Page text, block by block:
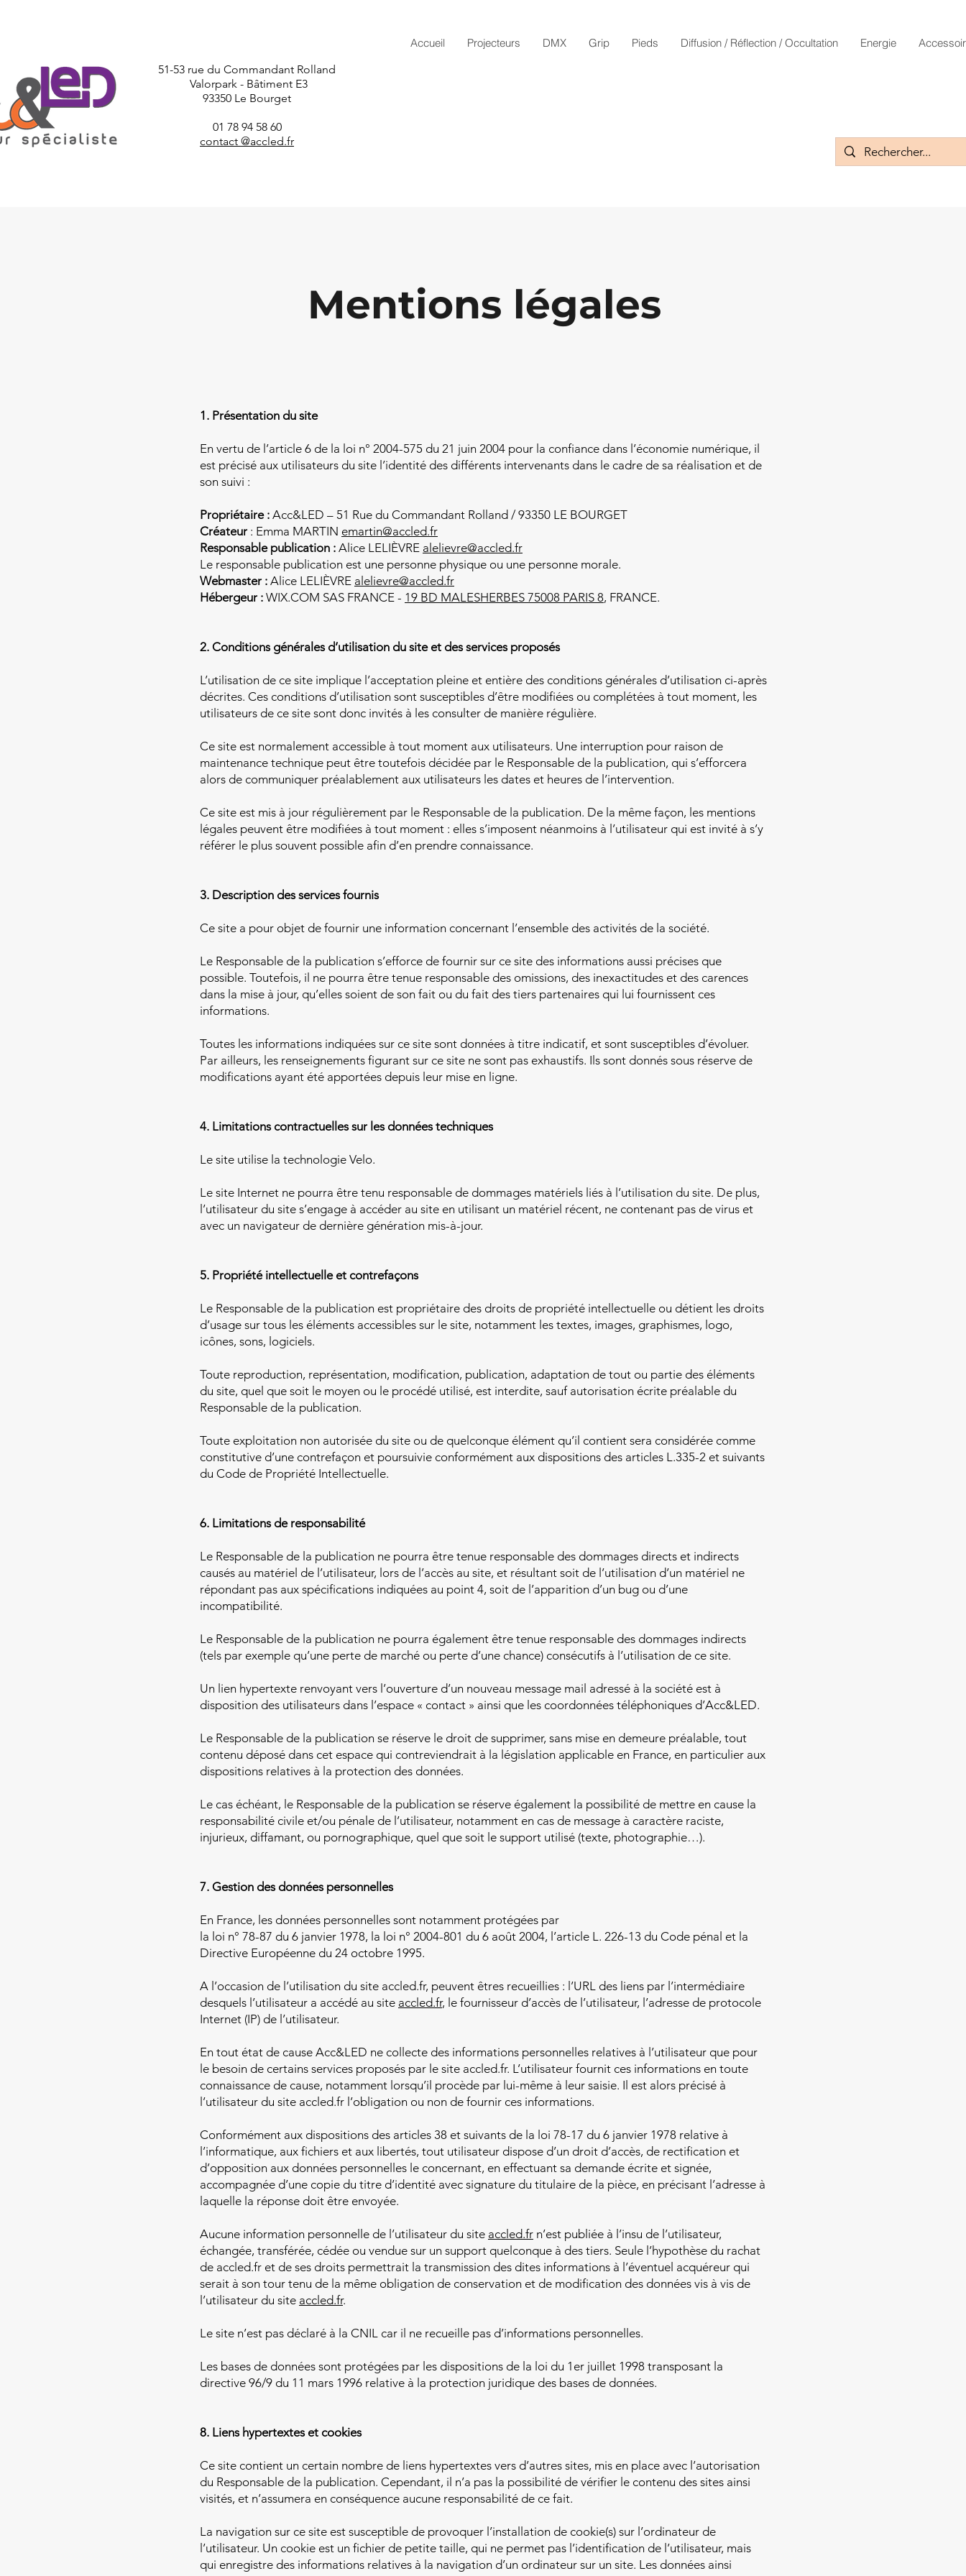
51-53 rue du Commandant Rolland
Valorpark - Bâtiment E3
93350 Le Bourget
01 78 94 58 60
contact @accled.fr
Accueil Projecteurs DMX Grip Pieds Diffusion / Réflection / Occultation Energie
Mentions légales
1. Présentation du site
En vertu de l’article 6 de la loi n° 2004-575 du 21 juin 2004 pour la confiance dans l’économie numérique, il
est précisé aux utilisateurs du site l’identité des différents intervenants dans le cadre de sa réalisation et de
son suivi :
Propriétaire : Acc&LED – 51 Rue du Commandant Rolland / 93350 LE BOURGET
Créateur : Emma MARTIN emartin@accled.fr
Responsable publication : Alice LELIÈVRE alelievre@accled.fr
Le responsable publication est une personne physique ou une personne morale.
Webmaster : Alice LELIÈVRE alelievre@accled.fr
Hébergeur : WIX.COM SAS FRANCE - 19 BD MALESHERBES 75008 PARIS 8, FRANCE.
2. Conditions générales d’utilisation du site et des services proposés
L’utilisation de ce site implique l’acceptation pleine et entière des conditions générales d’utilisation ci-après
décrites. Ces conditions d’utilisation sont susceptibles d’être modifiées ou complétées à tout moment, les
utilisateurs de ce site sont donc invités à les consulter de manière régulière.
Ce site est normalement accessible à tout moment aux utilisateurs. Une interruption pour raison de
maintenance technique peut être toutefois décidée par le Responsable de la publication, qui s’efforcera
alors de communiquer préalablement aux utilisateurs les dates et heures de l’intervention.
Ce site est mis à jour régulièrement par le Responsable de la publication. De la même façon, les mentions
légales peuvent être modifiées à tout moment : elles s’imposent néanmoins à l’utilisateur qui est invité à s’y
référer le plus souvent possible afin d’en prendre connaissance.
3. Description des services fournis
Ce site a pour objet de fournir une information concernant l’ensemble des activités de la société.
Le Responsable de la publication s’efforce de fournir sur ce site des informations aussi précises que
possible. Toutefois, il ne pourra être tenue responsable des omissions, des inexactitudes et des carences
dans la mise à jour, qu’elles soient de son fait ou du fait des tiers partenaires qui lui fournissent ces
informations.
Toutes les informations indiquées sur ce site sont données à titre indicatif, et sont susceptibles d’évoluer.
Par ailleurs, les renseignements figurant sur ce site ne sont pas exhaustifs. Ils sont donnés sous réserve de
modifications ayant été apportées depuis leur mise en ligne.
4. Limitations contractuelles sur les données techniques
Le site utilise la technologie Velo.
Le site Internet ne pourra être tenu responsable de dommages matériels liés à l’utilisation du site. De plus,
l’utilisateur du site s’engage à accéder au site en utilisant un matériel récent, ne contenant pas de virus et
avec un navigateur de dernière génération mis-à-jour.
5. Propriété intellectuelle et contrefaçons
Le Responsable de la publication est propriétaire des droits de propriété intellectuelle ou détient les droits
d’usage sur tous les éléments accessibles sur le site, notamment les textes, images, graphismes, logo,
icônes, sons, logiciels.
Toute reproduction, représentation, modification, publication, adaptation de tout ou partie des éléments
du site, quel que soit le moyen ou le procédé utilisé, est interdite, sauf autorisation écrite préalable du
Responsable de la publication.
Toute exploitation non autorisée du site ou de quelconque élément qu’il contient sera considérée comme
constitutive d’une contrefaçon et poursuivie conformément aux dispositions des articles L.335-2 et suivants
du Code de Propriété Intellectuelle.
6. Limitations de responsabilité
Le Responsable de la publication ne pourra être tenue responsable des dommages directs et indirects
causés au matériel de l’utilisateur, lors de l’accès au site, et résultant soit de l’utilisation d’un matériel ne
répondant pas aux spécifications indiquées au point 4, soit de l’apparition d’un bug ou d’une
incompatibilité.
Le Responsable de la publication ne pourra également être tenue responsable des dommages indirects
(tels par exemple qu’une perte de marché ou perte d’une chance) consécutifs à l’utilisation de ce site.
Un lien hypertexte renvoyant vers l’ouverture d’un nouveau message mail adressé à la société est à
disposition des utilisateurs dans l’espace « contact » ainsi que les coordonnées téléphoniques d’Acc&LED.
Le Responsable de la publication se réserve le droit de supprimer, sans mise en demeure préalable, tout
contenu déposé dans cet espace qui contreviendrait à la législation applicable en France, en particulier aux
dispositions relatives à la protection des données.
Le cas échéant, le Responsable de la publication se réserve également la possibilité de mettre en cause la
responsabilité civile et/ou pénale de l’utilisateur, notamment en cas de message à caractère raciste,
injurieux, diffamant, ou pornographique, quel que soit le support utilisé (texte, photographie…).
7. Gestion des données personnelles
En France, les données personnelles sont notamment protégées par
la loi n° 78-87 du 6 janvier 1978, la loi n° 2004-801 du 6 août 2004, l’article L. 226-13 du Code pénal et la
Directive Européenne du 24 octobre 1995.
A l’occasion de l’utilisation du site accled.fr, peuvent êtres recueillies : l’URL des liens par l’intermédiaire
desquels l’utilisateur a accédé au site accled.fr, le fournisseur d’accès de l’utilisateur, l’adresse de protocole
Internet (IP) de l’utilisateur.
En tout état de cause Acc&LED ne collecte des informations personnelles relatives à l’utilisateur que pour
le besoin de certains services proposés par le site accled.fr. L’utilisateur fournit ces informations en toute
connaissance de cause, notamment lorsqu’il procède par lui-même à leur saisie. Il est alors précisé à
l’utilisateur du site accled.fr l’obligation ou non de fournir ces informations.
Conformément aux dispositions des articles 38 et suivants de la loi 78-17 du 6 janvier 1978 relative à
l’informatique, aux fichiers et aux libertés, tout utilisateur dispose d’un droit d’accès, de rectification et
d’opposition aux données personnelles le concernant, en effectuant sa demande écrite et signée,
accompagnée d’une copie du titre d’identité avec signature du titulaire de la pièce, en précisant l’adresse à
laquelle la réponse doit être envoyée.
Aucune information personnelle de l’utilisateur du site accled.fr n’est publiée à l’insu de l’utilisateur,
échangée, transférée, cédée ou vendue sur un support quelconque à des tiers. Seule l’hypothèse du rachat
de accled.fr et de ses droits permettrait la transmission des dites informations à l’éventuel acquéreur qui
serait à son tour tenu de la même obligation de conservation et de modification des données vis à vis de
l’utilisateur du site accled.fr.
Le site n’est pas déclaré à la CNIL car il ne recueille pas d’informations personnelles.
Les bases de données sont protégées par les dispositions de la loi du 1er juillet 1998 transposant la
directive 96/9 du 11 mars 1996 relative à la protection juridique des bases de données.
8. Liens hypertextes et cookies
Ce site contient un certain nombre de liens hypertextes vers d’autres sites, mis en place avec l’autorisation
du Responsable de la publication. Cependant, il n’a pas la possibilité de vérifier le contenu des sites ainsi
visités, et n’assumera en conséquence aucune responsabilité de ce fait.
La navigation sur ce site est susceptible de provoquer l’installation de cookie(s) sur l’ordinateur de
l’utilisateur. Un cookie est un fichier de petite taille, qui ne permet pas l’identification de l’utilisateur, mais
qui enregistre des informations relatives à la navigation d’un ordinateur sur un site. Les données ainsi